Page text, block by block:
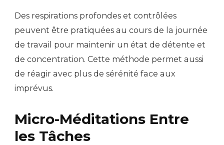
Des respirations profondes et contrôlées
peuvent être pratiquées au cours de la journée
de travail pour maintenir un état de détente et
de concentration. Cette méthode permet aussi
de réagir avec plus de sérénité face aux
imprévus.
Micro-Méditations Entre
les Tâches